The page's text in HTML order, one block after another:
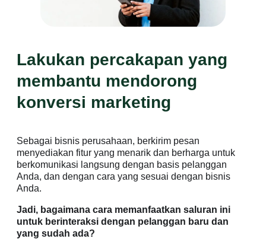
Lakukan percakapan yang
membantu mendorong
konversi marketing
Sebagai bisnis perusahaan, berkirim pesan
menyediakan fitur yang menarik dan berharga untuk
berkomunikasi langsung dengan basis pelanggan
Anda, dan dengan cara yang sesuai dengan bisnis
Anda.
Jadi, bagaimana cara memanfaatkan saluran ini
untuk berinteraksi dengan pelanggan baru dan
yang sudah ada?